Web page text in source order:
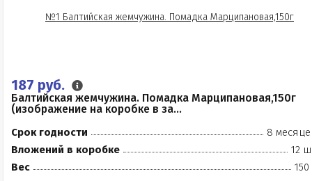
187 руб.
Балтийская жемчужина. Помадка Марципановая,150г
(изображение на коробке в за...
Срок годности
8
Вложений в коробке
12
Вес
150